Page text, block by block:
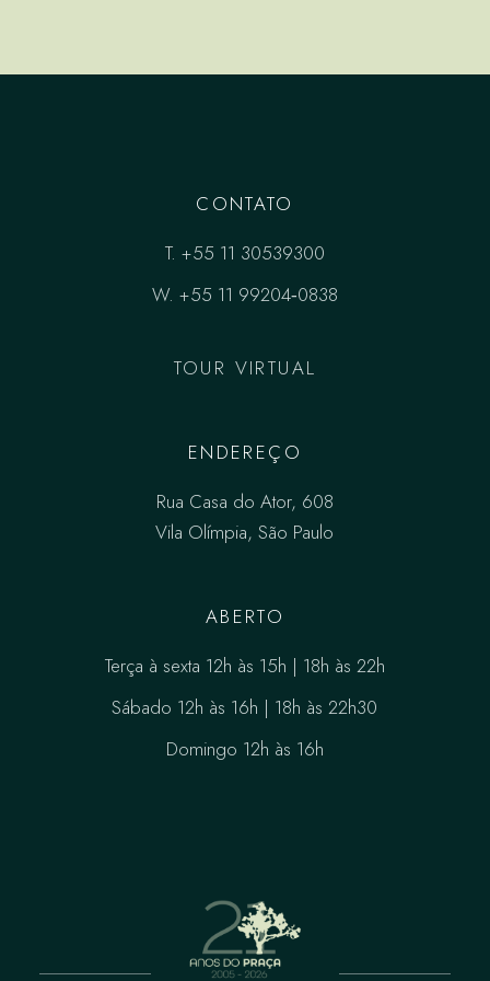
CONTATO
T. +55 11 30539300
W. +55 11 99204‑0838‬
TOUR VIRTUAL
ENDEREÇO
Rua Casa do Ator, 608
Vila Olímpia, São Paulo
ABERTO
Terça à sexta 12h às 15h | 18h às 22h
Sábado 12h às 16h | 18h às 22h30
Domingo 12h às 16h